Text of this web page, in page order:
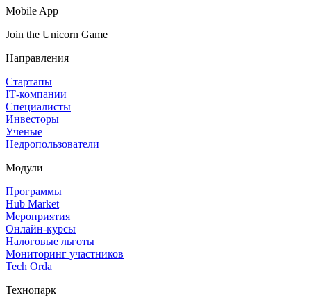
Mobile App
Join the Unicorn Game
Направления
Стартапы
IT‑компании
Специалисты
Инвесторы
Ученые
Недропользователи
Модули
Программы
Hub Market
Мероприятия
Онлайн‑курсы
Налоговые льготы
Мониторинг участников
Tech Orda
Технопарк